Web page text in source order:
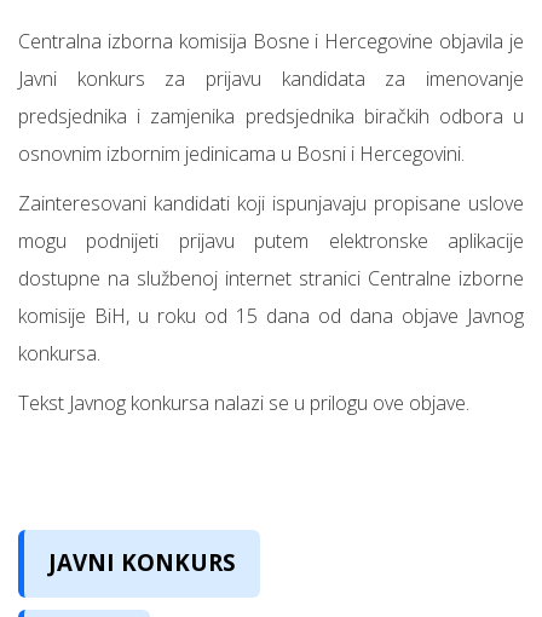
Centralna izborna komisija Bosne i Hercegovine objavila je
Javni konkurs za prijavu kandidata za imenovanje
predsjednika i zamjenika predsjednika biračkih odbora u
osnovnim izbornim jedinicama u Bosni i Hercegovini.
Zainteresovani kandidati koji ispunjavaju propisane uslove
mogu podnijeti prijavu putem elektronske aplikacije
dostupne na službenoj internet stranici Centralne izborne
komisije BiH, u roku od 15 dana od dana objave Javnog
konkursa.
Tekst Javnog konkursa nalazi se u prilogu ove objave.
JAVNI KONKURS